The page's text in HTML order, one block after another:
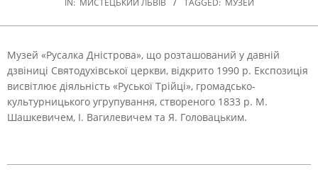
IN: МИСТЕЦЬКИЙ ЛЬВІВ TAGGED: МУЗЕЙ
Музей «Русалка Дністрова», що розташований у давній
дзвіниці Святодухівської церкви, відкрито 1990 р. Експозиція
висвітлює діяльність «Руської Трійці», громадсько-
культурницького угрупування, створеного 1833 р. М.
Шашкевичем, І. Вагилевичем та Я. Головацьким.